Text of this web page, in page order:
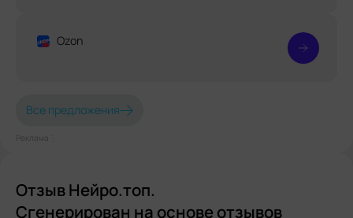
Ozon
Все предложения
Реклама⋮
Отзыв Нейро.топ.
Сгенерирован на основе отзывов